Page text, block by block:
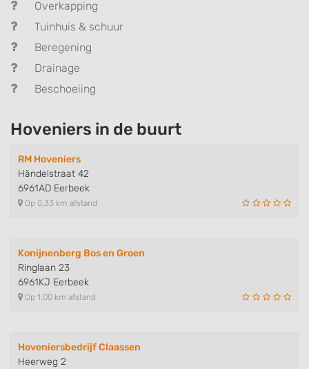
Overkapping
Tuinhuis & schuur
Beregening
Drainage
Beschoeiing
Hoveniers in de buurt
RM Hoveniers
Händelstraat 42
6961AD Eerbeek
Op 0,33 km afstand
Konijnenberg Bos en Groen
Ringlaan 23
6961KJ Eerbeek
Op 1,00 km afstand
Hoveniersbedrijf Claassen
Heerweg 2